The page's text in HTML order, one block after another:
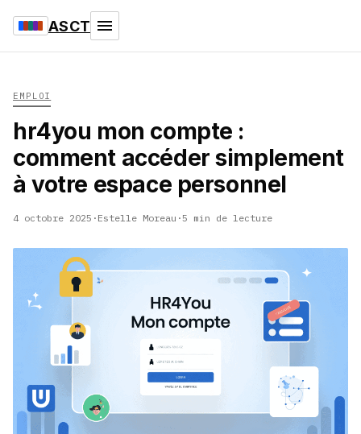
ASCT
EMPLOI
hr4you mon compte :
comment accéder simplement
à votre espace personnel
4 octobre 2025 · Estelle Moreau ·5 min de lecture